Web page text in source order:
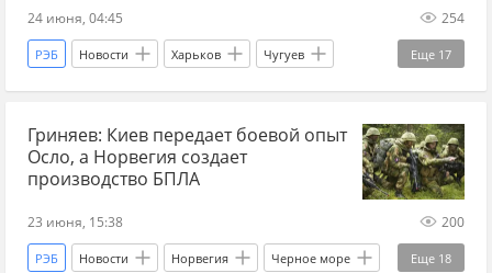
будет ли война СВО новости СВО Россия
дзен новости СВО новости СВО
24 июня, 04:45 254
Еще 17
РЭБ Новости Харьков Чугуев
Изюм Геннадий Алехин Главные новости
главное Харьковская область
ХарьковскийФронт БПЛА
новости СВО сейчас дзен новости СВО
Гриняев: Киев передает боевой опыт
Осло, а Норвегия создает
производство БПЛА
23 июня, 15:38 200
Еще 18
РЭБ Новости Норвегия Черное море